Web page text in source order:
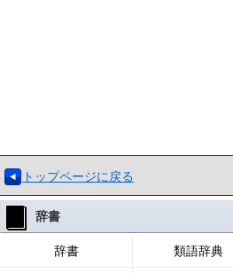
トップページに戻る
辞書
辞書 類語辞典